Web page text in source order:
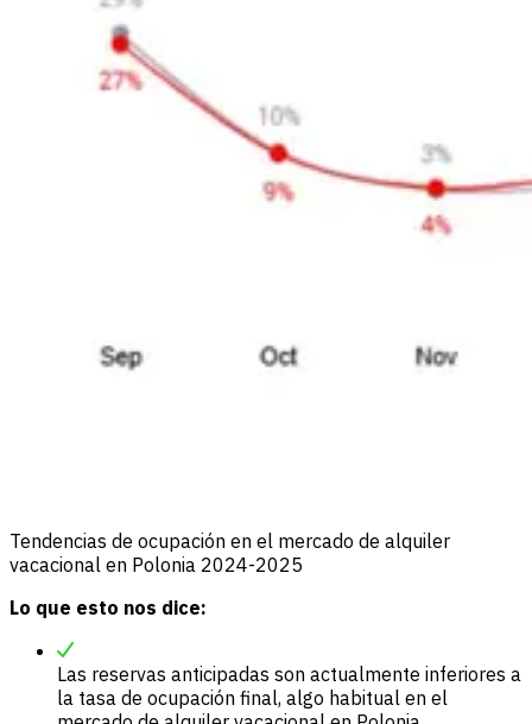
Tendencias de ocupación en el mercado de alquiler
vacacional en Polonia 2024-2025
Lo que esto nos dice:
Las reservas anticipadas son actualmente inferiores a
la tasa de ocupación final, algo habitual en el